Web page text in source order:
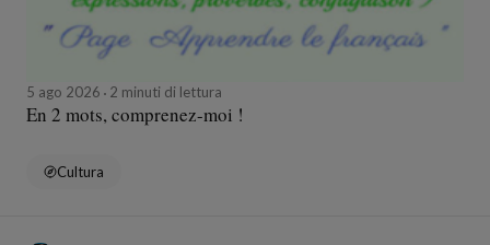
5 ago 2026 2 minuti di lettura
En 2 mots, comprenez-moi !
Cultura